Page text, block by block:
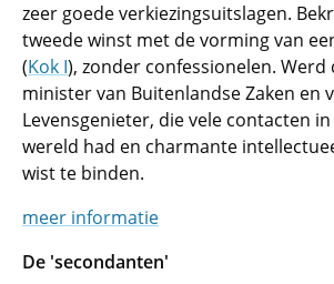
zeer goede verkiezingsuitslagen.
tweede winst met de vorming van
(Kok I), zonder confessionelen. Werd
minister van Buitenlandse Zaken en
Levensgenieter, die vele contacten
wereld had en charmante
wist te binden.
meer informatie
De 'secondanten'